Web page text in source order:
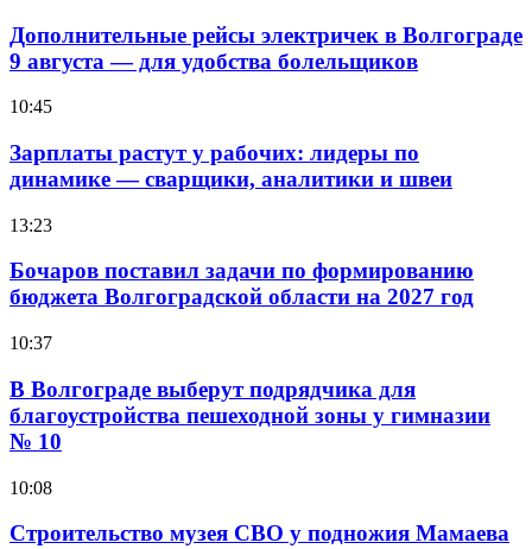
Дополнительные рейсы электричек в Волгограде
9 августа — для удобства болельщиков
10:45
Зарплаты растут у рабочих: лидеры по
динамике — сварщики, аналитики и швеи
13:23
Бочаров поставил задачи по формированию
бюджета Волгоградской области на 2027 год
10:37
В Волгограде выберут подрядчика для
благоустройства пешеходной зоны у гимназии
№ 10
10:08
Строительство музея СВО у подножия Мамаева